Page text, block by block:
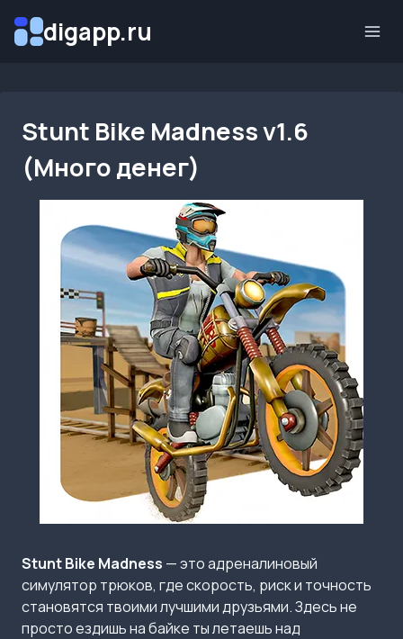
digapp.ru
Stunt Bike Madness v1.6
(Много денег)
Stunt Bike Madness — это адреналиновый
симулятор трюков, где скорость, риск и точность
становятся твоими лучшими друзьями. Здесь не
просто ездишь на байке ты летаешь над